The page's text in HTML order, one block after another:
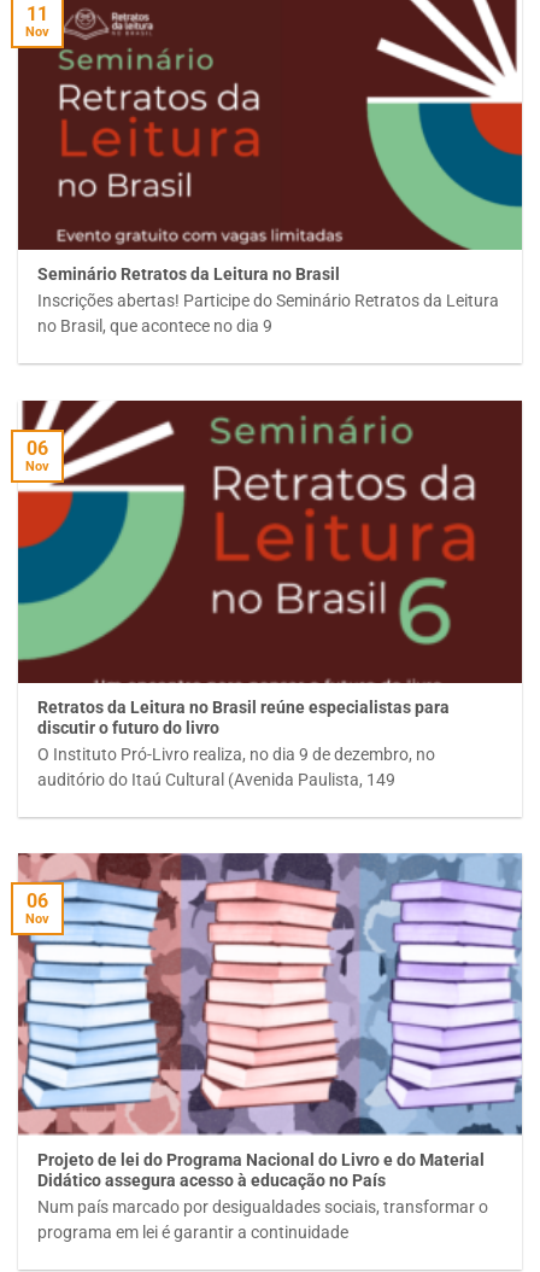
Seminário Retratos da Leitura no Brasil
Inscrições abertas! Participe do Seminário Retratos da Leitura
no Brasil, que acontece no dia 9
11
Nov
Retratos da Leitura no Brasil reúne especialistas para
discutir o futuro do livro
O Instituto Pró-Livro realiza, no dia 9 de dezembro, no
auditório do Itaú Cultural (Avenida Paulista, 149
06
Nov
Projeto de lei do Programa Nacional do Livro e do Material
Didático assegura acesso à educação no País
Num país marcado por desigualdades sociais, transformar o
programa em lei é garantir a continuidade
06
Nov